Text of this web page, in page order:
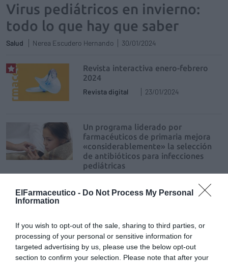
ElFarmaceutico - Do Not Process My Personal
Information
If you wish to opt-out of the sale, sharing to third parties, or
processing of your personal or sensitive information for
targeted advertising by us, please use the below opt-out
section to confirm your selection. Please note that after your
Virus pediátricos en invierno:
todo lo que hay que saber
Salud Nerea Escudero Hernando 30/01/2024
Revista interactiva enero-febrero
2024
Revista digital 23/01/2024
Un programa liderado por
farmacéuticos de primaria mejora
«considerablemente» la selección
de antibióticos para infecciones
pediátricas
12/12/2022
Soap, de Laboratorios Babé
Noticias y novedades
Redacción
02/12/2022